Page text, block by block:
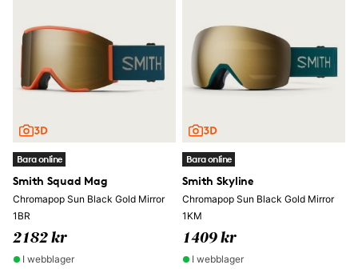
Bara online
Smith Squad Mag
Chromapop Sun Black Gold Mirror
1BR
2182 kr
I webblager
Bara online
Smith Skyline
Chromapop Sun Black Gold Mirror
1KM
1409 kr
I webblager